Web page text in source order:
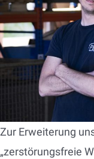
Zur Erweiterung
„zerstörungsfreie